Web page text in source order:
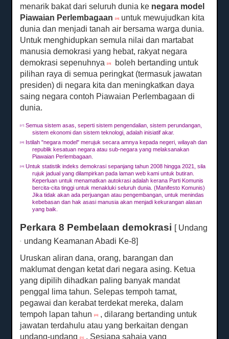
menarik bakat dari seluruh dunia ke negara model
Piawaian Perlembagaan[18]
untuk mewujudkan kita
dunia dan menjadi tanah air bersama warga dunia.
Untuk menghidupkan semula nilai dan martabat
manusia demokrasi yang hebat, rakyat negara
demokrasi sepenuhnya[19]
boleh bertanding untuk
pilihan raya di semua peringkat (termasuk jawatan
presiden) di negara kita dan meningkatkan daya
saing negara contoh Piawaian Perlembagaan di
dunia.
[17]
Semua sistem asas, seperti sistem pengendalian, sistem perundangan,
sistem ekonomi dan sistem teknologi, adalah inisiatif akar.
[18]
Istilah "negara model" merujuk secara amnya kepada negeri, wilayah dan
republik kesatuan negara atau sub-negara yang melaksanakan
Piawaian Perlembagaan.
[19]
Untuk statistik indeks demokrasi sepanjang tahun 2008 hingga 2021, sila
rujuk jadual yang dilampirkan pada laman web kami untuk butiran.
Keperluan untuk menamatkan autokrasi adalah kerana Parti Komunis
bercita-cita tinggi untuk menakluki seluruh dunia.(Manifesto Komunis)
Jika tidak akan ada perjuangan atau pengembangan, untuk menindas
kebebasan dan hak asasi manusia akan menjadi kekurangan alasan
yang baik.
Perkara 8 Pembelaan demokrasi [ Undang
-
undang Keamanan Abadi Ke-8]
Uruskan aliran dana, orang, barangan dan
maklumat dengan ketat dari negara asing. Ketua
yang dipilih dihadkan paling banyak mandat
penggal lima tahun. Selepas tempoh tamat,
pegawai dan kerabat terdekat mereka, dalam
tempoh lapan tahun[20]
, dilarang bertanding untuk
jawatan terdahulu atau yang berkaitan dengan
undang-undang[21] . Sesiapa sahaja yang